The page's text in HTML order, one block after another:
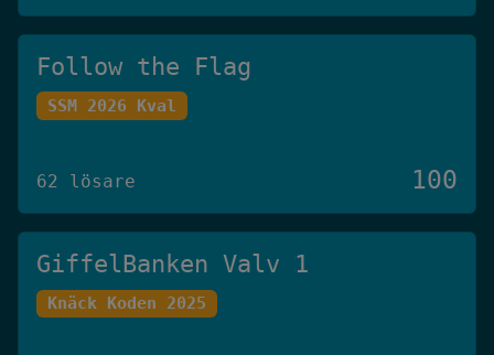
Follow the Flag
SSM 2026 Kval
62 lösare 100
GiffelBanken Valv 1
Knäck Koden 2025